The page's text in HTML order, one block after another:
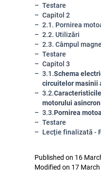
Testare
Capitol 2
2.1. Pornirea
2.2. Utilizări
2.3. Câmpul
Testare
Capitol 3
3.1.Schema
circuitelor masinii
3.2.
motorului
3.3.Pornirea
Testare
Lecție finalizată -
Published on 16
Modified on 17